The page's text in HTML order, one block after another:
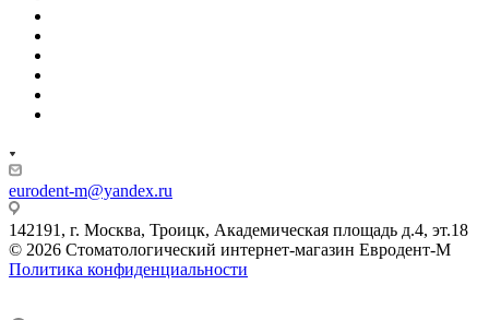
eurodent-m@yandex.ru
142191, г. Москва, Троицк, Академическая площадь д.4, эт.18
© 2026 Стоматологический интернет-магазин Евродент-М
Политика конфиденциальности